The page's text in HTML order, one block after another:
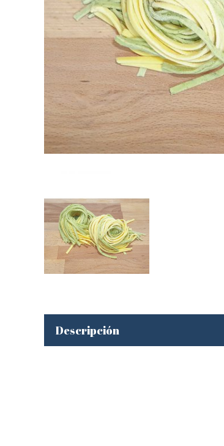
Descripción